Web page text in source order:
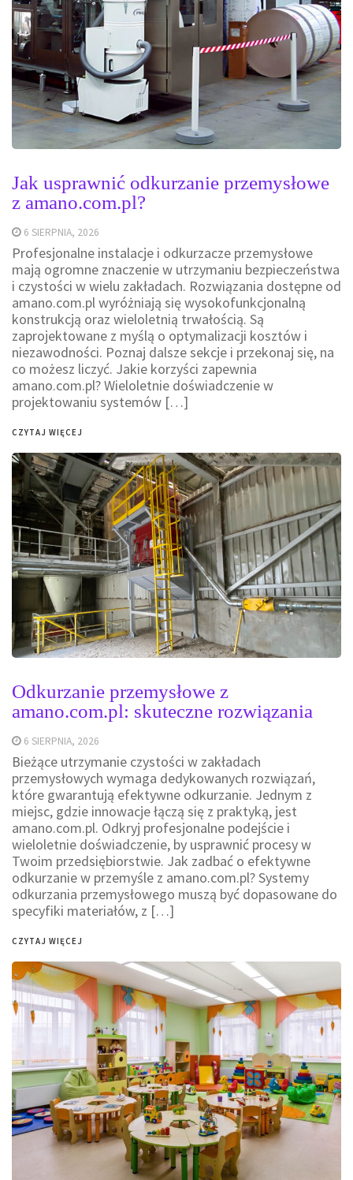
Jak usprawnić odkurzanie przemysłowe
z amano.com.pl?
6 SIERPNIA, 2026
Profesjonalne instalacje i odkurzacze przemysłowe
mają ogromne znaczenie w utrzymaniu bezpieczeństwa
i czystości w wielu zakładach. Rozwiązania dostępne od
amano.com.pl wyróżniają się wysokofunkcjonalną
konstrukcją oraz wieloletnią trwałością. Są
zaprojektowane z myślą o optymalizacji kosztów i
niezawodności. Poznaj dalsze sekcje i przekonaj się, na
co możesz liczyć. Jakie korzyści zapewnia
amano.com.pl? Wieloletnie doświadczenie w
projektowaniu systemów […]
CZYTAJ WIĘCEJ
Odkurzanie przemysłowe z
amano.com.pl: skuteczne rozwiązania
6 SIERPNIA, 2026
Bieżące utrzymanie czystości w zakładach
przemysłowych wymaga dedykowanych rozwiązań,
które gwarantują efektywne odkurzanie. Jednym z
miejsc, gdzie innowacje łączą się z praktyką, jest
amano.com.pl. Odkryj profesjonalne podejście i
wieloletnie doświadczenie, by usprawnić procesy w
Twoim przedsiębiorstwie. Jak zadbać o efektywne
odkurzanie w przemyśle z amano.com.pl? Systemy
odkurzania przemysłowego muszą być dopasowane do
specyfiki materiałów, z […]
CZYTAJ WIĘCEJ